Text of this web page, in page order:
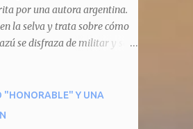
por una autora argentina.
la selva y trata sobre cómo
se disfraza de militar y se
circular por ahí. En
aparece Teteu, el tero,
"HONORABLE" Y UNA